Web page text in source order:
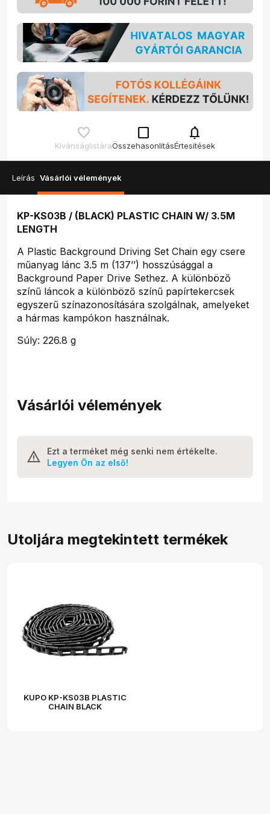
Kívánságlistára
check_box_outline_blank
Összehasonlítás
notifications
Értesítések
Leírás Vásárlói vélemények
KP-KS03B / (BLACK) PLASTIC CHAIN W/ 3.5M
LENGTH
A Plastic Background Driving Set Chain egy csere
műanyag lánc 3.5 m (137’’) hosszúsággal a
Background Paper Drive Sethez. A különböző
színű láncok a különböző színű papírtekercsek
egyszerű színazonosítására szolgálnak, amelyeket
a hármas kampókon használnak.
Súly: 226.8 g
Vásárlói vélemények
Ezt a terméket még senki nem értékelte.
Legyen Ön az első!
Utoljára megtekintett termékek
KUPO KP-KS03B PLASTIC
CHAIN BLACK